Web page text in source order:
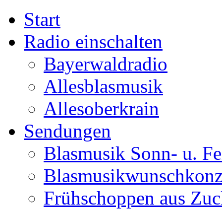
Start
Radio einschalten
Bayerwaldradio
Allesblasmusik
Allesoberkrain
Sendungen
Blasmusik Sonn- u.
Frühschoppen aus